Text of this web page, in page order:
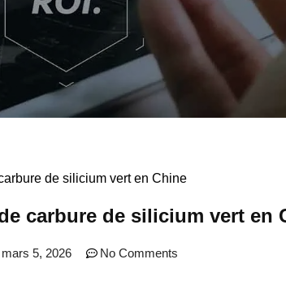
de silicium vert en Chine
carbure de silicium vert en
mars 5, 2026 No Comments